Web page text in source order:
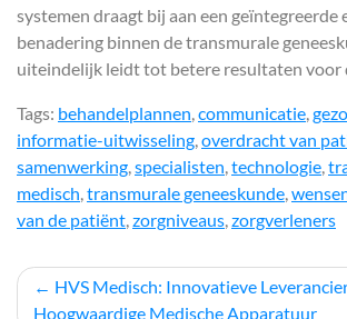
systemen draagt bij aan een
benadering binnen de transmurale
uiteindelijk leidt tot betere resultaten voor
Tags: behandelplannen,communicatie,
informatie-uitwisseling,overdracht van
samenwerking,specialisten,technologie,
medisch,transmurale geneeskunde,
van de patiënt,zorgniveaus,zorgverleners
Berichtnavigatie
HVS Medisch: Innovatieve
Hoogwaardige Medische Apparatuur